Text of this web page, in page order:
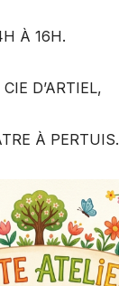
À 16H.
D’ARTIEL,
À PERTUIS.